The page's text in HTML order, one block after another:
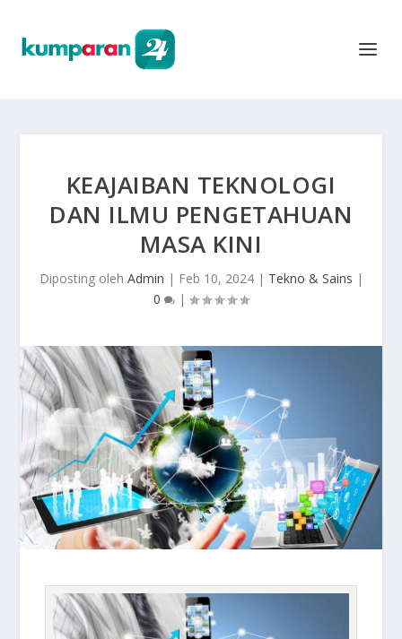
KEAJAIBAN TEKNOLOGI
DAN ILMU PENGETAHUAN
MASA KINI
Diposting oleh Admin | Feb 10, 2024| Tekno & Sains |
0
|